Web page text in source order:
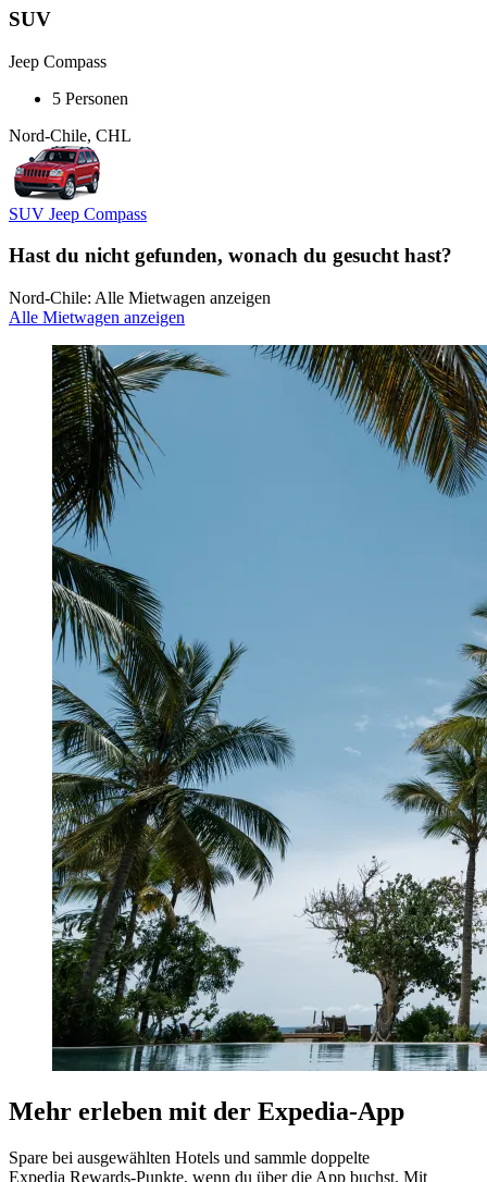
SUV
Jeep Compass
5 Personen
Nord-Chile, CHL
SUV Jeep Compass
Hast du nicht gefunden, wonach du gesucht hast?
Nord-Chile: Alle Mietwagen anzeigen
Alle Mietwagen anzeigen
Mehr erleben mit der Expedia-App
Spare bei ausgewählten Hotels und sammle doppelte
Expedia Rewards-Punkte, wenn du über die App buchst. Mit